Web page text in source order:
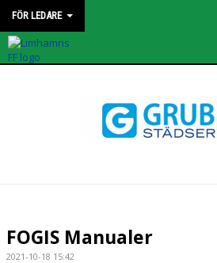
FÖR LEDARE
FOGIS Manualer
2021-10-18 15:42